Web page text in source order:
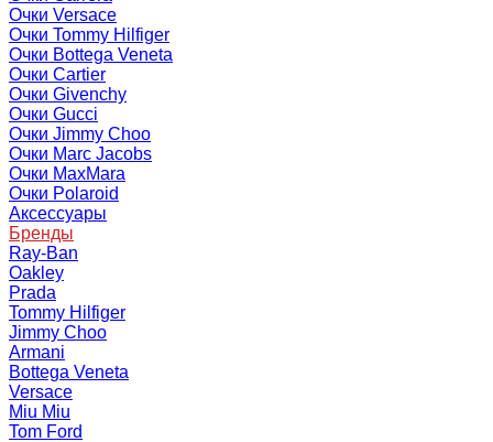
Очки Versace
Очки Tommy Hilfiger
Очки Bottega Veneta
Очки Cartier
Очки Givenchy
Очки Gucci
Очки Jimmy Choo
Очки Marc Jacobs
Очки MaxMara
Очки Polaroid
Аксессуары
Бренды
Ray-Ban
Oakley
Prada
Tommy Hilfiger
Jimmy Choo
Armani
Bottega Veneta
Versace
Miu Miu
Tom Ford